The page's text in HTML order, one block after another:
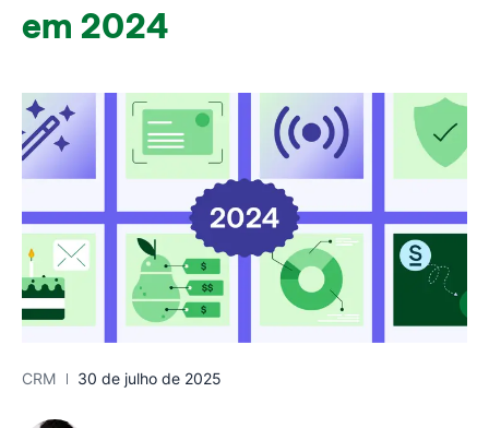
Estudos de caso
Abre em uma nova janela
em 2024
CRM 30 de julho de 2025